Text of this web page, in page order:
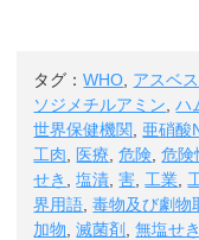
タグ：WHO アスベ
ソジメチルアミン ,ハ
世界保健機関
亜硝酸
工肉
医療 ,危険 ,危険
せき
,塩漬 ,害 工業
界用語 ,毒物及び劇物
加物 ,滅菌剤 ,無塩せき